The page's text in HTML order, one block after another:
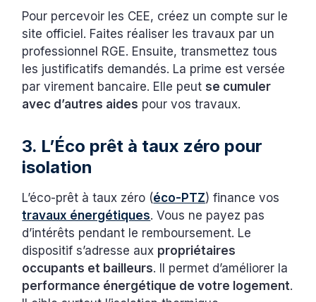
Pour percevoir les CEE, créez un compte sur le
site officiel. Faites réaliser les travaux par un
professionnel RGE. Ensuite, transmettez tous
les justificatifs demandés. La prime est versée
par virement bancaire. Elle peutse cumuler
avec d’autres aides pour vos travaux.
3. L’Éco prêt à taux zéro pour
isolation
L’éco-prêt à taux zéro (éco-PTZ) finance vos
travaux énergétiques. Vous ne payez pas
d’intérêts pendant le remboursement. Le
dispositif s’adresse aux propriétaires
occupants et bailleurs. Il permet d’améliorer la
performance énergétique de votre logement.